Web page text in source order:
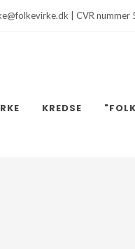
| CVR
KREDSE